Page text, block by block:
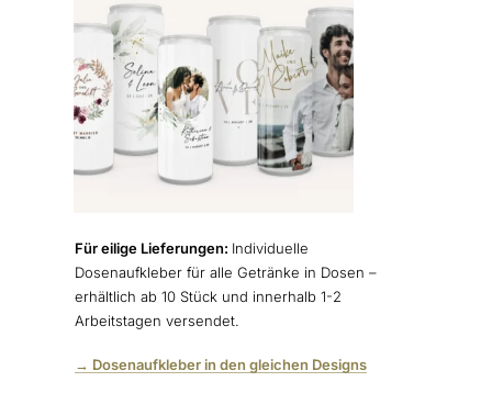
Für eilige Lieferungen: Individuelle
Dosenaufkleber für alle Getränke in Dosen –
erhältlich ab 10 Stück und innerhalb 1-2
Arbeitstagen versendet.
→ Dosenaufkleber in den gleichen Designs